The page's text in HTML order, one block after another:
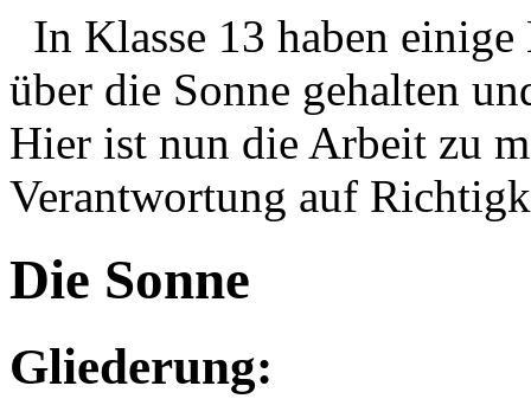
In Klasse 13 haben
über die Sonne gehalten
Hier ist nun die Arbeit zu
Verantwortung auf
Die Sonne
Gliederung: